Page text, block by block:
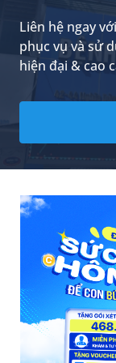
Liên hệ ngay
phục vụ và sử
hiện đại & cao